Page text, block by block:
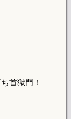
首獄門！